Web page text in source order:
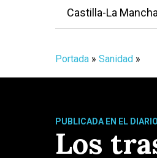
Castilla-La Mancha
Portada » Sanidad »
PUBLICADA EN EL
Los